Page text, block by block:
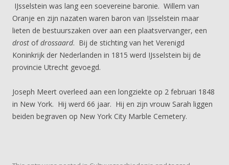
IJsselstein was lang een soevereine baronie. Willem van
Oranje en zijn nazaten waren baron van IJsselstein maar
lieten de bestuurszaken over aan een plaatsvervanger, een
drost ofdrossaard. Bij de stichting van het Verenigd
Koninkrijk der Nederlanden in 1815 werd IJsselstein bij de
provincie Utrecht gevoegd.
Joseph Meert overleed aan een longziekte op 2 februari 1848
in New York. Hij werd 66 jaar. Hij en zijn vrouw Sarah liggen
beiden begraven op New York City Marble Cemetery.